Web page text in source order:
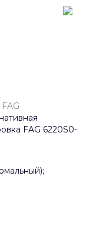
FAG 6220S0-